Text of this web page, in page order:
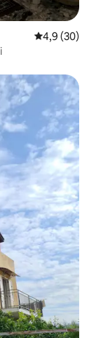
Évaluation
4,9 (30)